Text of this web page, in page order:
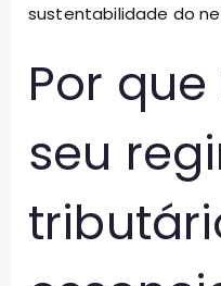
sustentabilidade do
Por
seu